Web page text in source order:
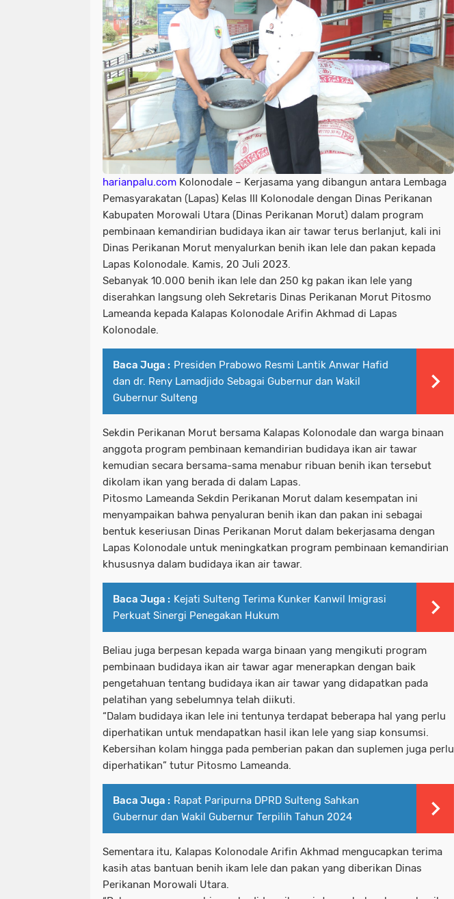
harianpalu.com Kolonodale – Kerjasama yang dibangun antara Lembaga
Pemasyarakatan (Lapas) Kelas III Kolonodale dengan Dinas Perikanan
Kabupaten Morowali Utara (Dinas Perikanan Morut) dalam program
pembinaan kemandirian budidaya ikan air tawar terus berlanjut, kali ini
Dinas Perikanan Morut menyalurkan benih ikan lele dan pakan kepada
Lapas Kolonodale. Kamis, 20 Juli 2023.
Sebanyak 10.000 benih ikan lele dan 250 kg pakan ikan lele yang
diserahkan langsung oleh Sekretaris Dinas Perikanan Morut Pitosmo
Lameanda kepada Kalapas Kolonodale Arifin Akhmad di Lapas
Kolonodale.
Baca Juga : Presiden Prabowo Resmi Lantik Anwar Hafid
dan dr. Reny Lamadjido Sebagai Gubernur dan Wakil
Gubernur Sulteng
Sekdin Perikanan Morut bersama Kalapas Kolonodale dan warga binaan
anggota program pembinaan kemandirian budidaya ikan air tawar
kemudian secara bersama-sama menabur ribuan benih ikan tersebut
dikolam ikan yang berada di dalam Lapas.
Pitosmo Lameanda Sekdin Perikanan Morut dalam kesempatan ini
menyampaikan bahwa penyaluran benih ikan dan pakan ini sebagai
bentuk keseriusan Dinas Perikanan Morut dalam bekerjasama dengan
Lapas Kolonodale untuk meningkatkan program pembinaan kemandirian
khususnya dalam budidaya ikan air tawar.
Baca Juga : Kejati Sulteng Terima Kunker Kanwil Imigrasi
Perkuat Sinergi Penegakan Hukum
Beliau juga berpesan kepada warga binaan yang mengikuti program
pembinaan budidaya ikan air tawar agar menerapkan dengan baik
pengetahuan tentang budidaya ikan air tawar yang didapatkan pada
pelatihan yang sebelumnya telah diikuti.
“Dalam budidaya ikan lele ini tentunya terdapat beberapa hal yang perlu
diperhatikan untuk mendapatkan hasil ikan lele yang siap konsumsi.
Kebersihan kolam hingga pada pemberian pakan dan suplemen juga perlu
diperhatikan” tutur Pitosmo Lameanda.
Baca Juga : Rapat Paripurna DPRD Sulteng Sahkan
Gubernur dan Wakil Gubernur Terpilih Tahun 2024
Sementara itu, Kalapas Kolonodale Arifin Akhmad mengucapkan terima
kasih atas bantuan benih ikam lele dan pakan yang diberikan Dinas
Perikanan Morowali Utara.